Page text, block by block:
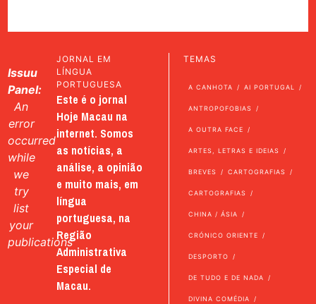
Issuu
Panel:
An
error
occurred
while
we
try
list
your
publications
JORNAL EM
LÍNGUA
PORTUGUESA
Este é o jornal
Hoje Macau na
internet. Somos
as notícias, a
análise, a opinião
e muito mais, em
língua
portuguesa, na
Região
Administrativa
Especial de
Macau.
TEMAS
A CANHOTA AI PORTUGAL
ANTROPOFOBIAS
A OUTRA FACE
ARTES, LETRAS E IDEIAS
BREVES CARTOGRAFIAS
CARTOGRAFIAS
CHINA / ÁSIA
CRÓNICO ORIENTE
DESPORTO
DE TUDO E DE NADA
DIVINA COMÉDIA